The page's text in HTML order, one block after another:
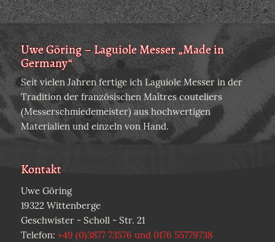
Uwe Göring – Laguiole Messer „Made in
Germany“
Seit vielen Jahren fertige ich Laguiole Messer in der
Tradition der französischen Maîtres couteliers
(Messerschmiedemeister) aus hochwertigen
Materialien und einzeln von Hand.
Kontakt
Uwe Göring
19322 Wittenberge
Geschwister - Scholl - Str. 21
Telefon: +49 (0)3877 73576 und 0176 55779738